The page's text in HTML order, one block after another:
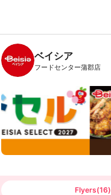
B
n
c
h
T
ベイシア
フードセンター蒲郡店
Flyers(16)